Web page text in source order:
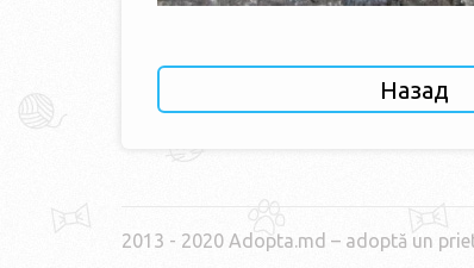
Назад
2013 - 2020 Adopta.md – adoptă un